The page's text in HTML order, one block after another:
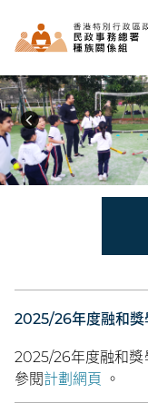
2025/26年度融和獎
2025/26年度融和獎
參閱計劃網頁 。